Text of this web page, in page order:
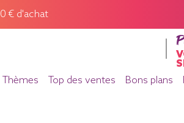
€ d'achat
Thèmes Top des ventes Bons plans